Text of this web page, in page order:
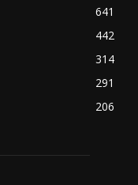
641
442
314
291
206